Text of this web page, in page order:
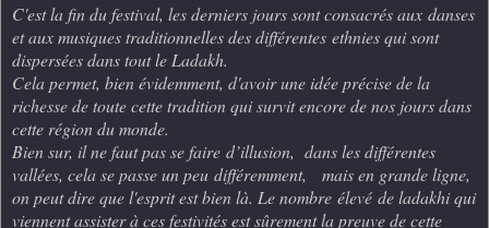
C'est la fin du festival, les derniers jours sont consacrés aux danses
et aux musiques traditionnelles des différentes ethnies qui sont
dispersées dans tout le Ladakh.
Cela permet, bien évidemment, d'avoir une idée précise de la
richesse de toute cette tradition qui survit encore de nos jours dans
cette région du monde.
Bien sur, il ne faut pas se faire d’illusion, dans les différentes
vallées, cela se passe un peu différemment, mais en grande ligne,
on peut dire que l'esprit est bien là. Le nombre élevé de ladakhi qui
viennent assister à ces festivités est sûrement la preuve de cette